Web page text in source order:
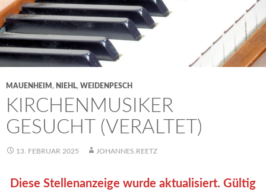
MAUENHEIM , NIEHL, WEIDENPESCH
KIRCHENMUSIKER
GESUCHT (VERALTET)
13. FEBRUAR 2025 JOHANNES.REETZ
Diese Stellenanzeige wurde aktualisiert. Gültig